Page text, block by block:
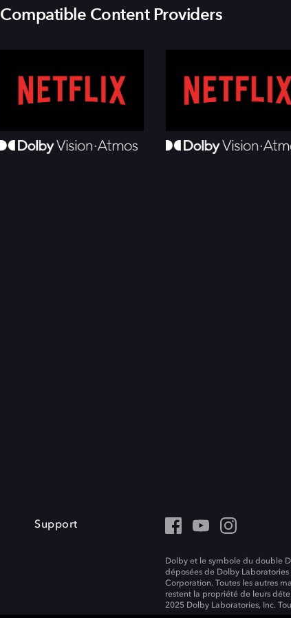
Compatible Content Providers
Support
Dolby et le symbole du double
déposées de Dolby Laboratories
Corporation. Toutes les autres
restent la propriété de leurs
2025 Dolby Laboratories, Inc.